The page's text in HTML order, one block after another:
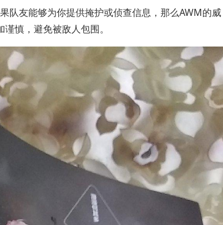
队友能够为你提供掩护或侦查信息，那么AWM的威
慎，避免被敌人包围。